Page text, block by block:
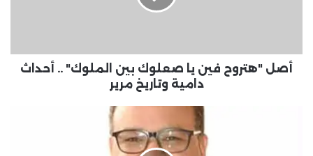
أصل "هتروح فين يا صعلوك بين الملوك" .. أحداث
دامية وتاريخ مرير